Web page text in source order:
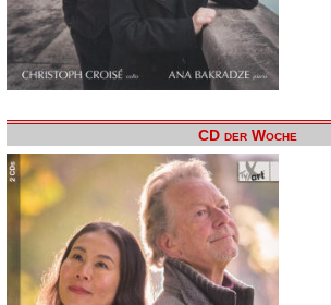
CD der Woche